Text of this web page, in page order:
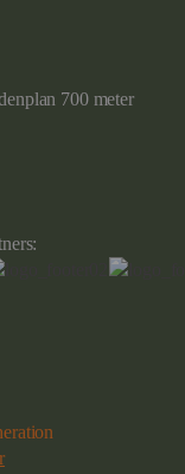
700 meter